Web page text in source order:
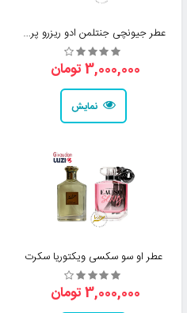
عطر جیونچی جنتلمن ادو ریزرو پرایو
3,000,000 تومان
نمایش
عطر او سو سکسی ویکتوریا سکرت
3,000,000 تومان